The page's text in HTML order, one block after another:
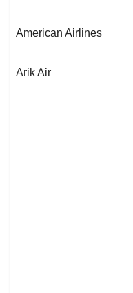
American Airlines
Arik Air